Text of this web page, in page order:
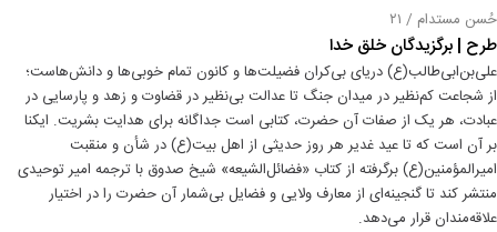
حُسن مستدام / ۲۱
طرح | برگزیدگان خلق خدا
علی‌بن‌ابی‌طالب(ع) دریای بی‌کران فضیلت‌ها و کانون تمام خوبی‌ها و دانش‌هاست؛
از شجاعت کم‌نظیر در میدان جنگ تا عدالت بی‌نظیر در قضاوت و زهد و پارسایی در
عبادت، هر یک از صفات آن حضرت، کتابی است جداگانه برای هدایت بشریت. ایکنا
بر آن است که تا عید غدیر هر روز حدیثی از اهل بیت(ع) در شأن و منقبت
امیرالمؤمنین(ع) برگرفته از کتاب «فضائل‌الشیعه» شیخ صدوق با ترجمه امیر توحیدی
منتشر کند تا گنجینه‌ای از معارف ولایی و فضایل بی‌شمار آن حضرت را در اختیار
علاقه‌مندان قرار می‌دهد.